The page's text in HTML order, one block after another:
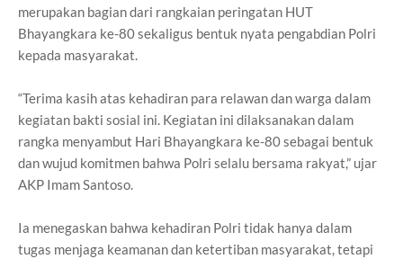
merupakan bagian dari rangkaian peringatan HUT
Bhayangkara ke-80 sekaligus bentuk nyata pengabdian Polri
kepada masyarakat.
“Terima kasih atas kehadiran para relawan dan warga dalam
kegiatan bakti sosial ini. Kegiatan ini dilaksanakan dalam
rangka menyambut Hari Bhayangkara ke-80 sebagai bentuk
dan wujud komitmen bahwa Polri selalu bersama rakyat,” ujar
AKP Imam Santoso.
Ia menegaskan bahwa kehadiran Polri tidak hanya dalam
tugas menjaga keamanan dan ketertiban masyarakat, tetapi